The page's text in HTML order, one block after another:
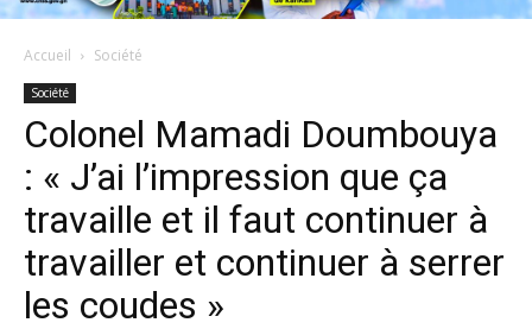
Accueil Société
Société
Colonel Mamadi Doumbouya
: « J’ai l’impression que ça
travaille et il faut continuer à
travailler et continuer à serrer
les coudes »